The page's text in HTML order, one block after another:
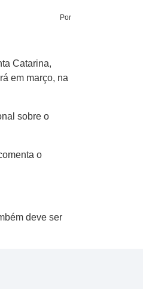
Por
Catarina,
em março, na
sobre o
o
deve ser